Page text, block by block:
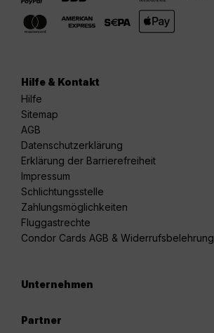
Hilfe & Kontakt
Hilfe
Sitemap
AGB
Datenschutzerklärung
Erklärung der Barrierefreiheit
Impressum
Schlichtungsstelle
Zahlungsmöglichkeiten
Fluggastrechte
Condor Cards AGB & Widerrufsbelehrung
Unternehmen
Partner